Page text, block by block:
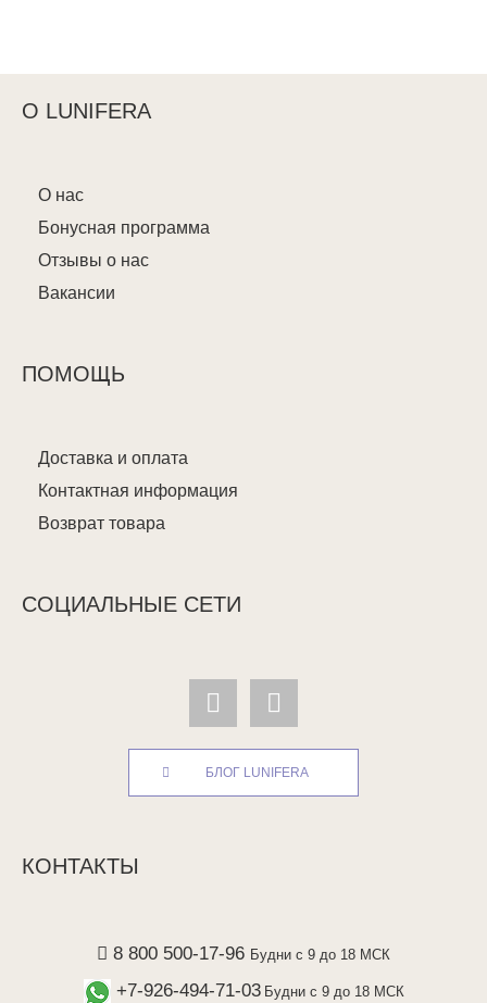
О LUNIFERA
О нас
Бонусная программа
Отзывы о нас
Вакансии
ПОМОЩЬ
Доставка и оплата
Контактная информация
Возврат товара
СОЦИАЛЬНЫЕ СЕТИ
БЛОГ LUNIFERA
КОНТАКТЫ
8 800 500-17-96 Будни с 9 до 18 МСК
+7-926-494-71-03 Будни с 9 до 18 МСК